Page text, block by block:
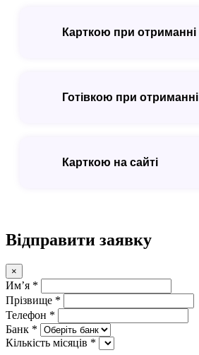
Карткою при отриманні
Готівкою при отриманні
Карткою на сайті
Відправити заявку
×
Имʼя *
Прізвище *
Телефон *
Банк *
Кількість місяців *